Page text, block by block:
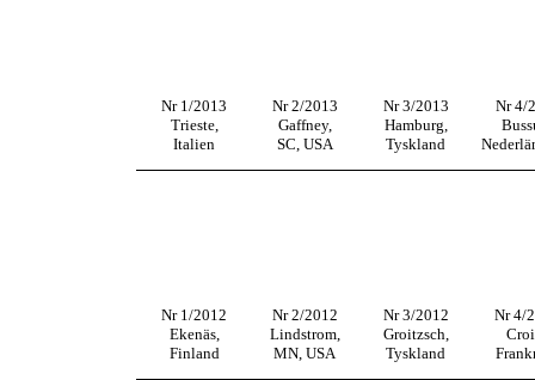
Nr 1/2013
Trieste,
Italien
Nr 2/2013
Gaffney,
SC, USA
Nr 3/2013
Hamburg,
Tyskland
Nr 4/
Nr 1/2012
Ekenäs,
Finland
Nr 2/2012
Lindstrom,
MN, USA
Nr 3/2012
Groitzsch,
Tyskland
Nr 4/